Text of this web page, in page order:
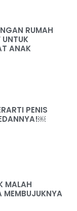
RUMAH
ANAK
PENIS
MALAH
MEMBUJUKNYA